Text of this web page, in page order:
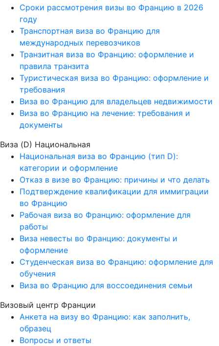
Сроки рассмотрения визы во Францию в 2026
году
Транспортная виза во Францию для
международных перевозчиков
Транзитная виза во Францию: оформление и
правила транзита
Туристическая виза во Францию: оформление и
требования
Виза во Францию для владельцев недвижимости
Виза во Францию на лечение: требования и
документы
Виза (D) Национальная
Национальная виза во Францию (тип D):
категории и оформление
Отказ в визе во Францию: причины и что делать
Подтверждение квалификации для иммиграции
во Францию
Рабочая виза во Францию: оформление для
работы
Виза невесты во Францию: документы и
оформление
Студенческая виза во Францию: оформление для
обучения
Виза во Францию для воссоединения семьи
Визовый центр Франции
Анкета на визу во Францию: как заполнить,
образец
Вопросы и ответы